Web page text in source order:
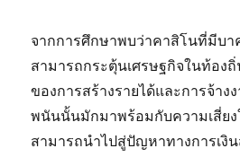
จากการศึกษาพบว่าคาสิโนที่มีบา
สามารถกระตุ้นเศรษฐกิจในท้องถิ่
ของการสร้างรายได้และการจ้าง
พนันนั้นมักมาพร้อมกับความเสี่ยง
สามารถนำไปสู่ปัญหาทางการเงิ